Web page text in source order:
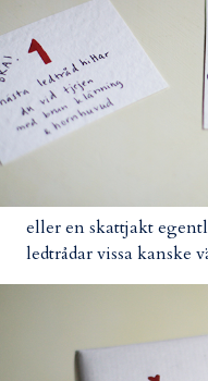
eller en skattjakt
ledtrådar vissa kanske